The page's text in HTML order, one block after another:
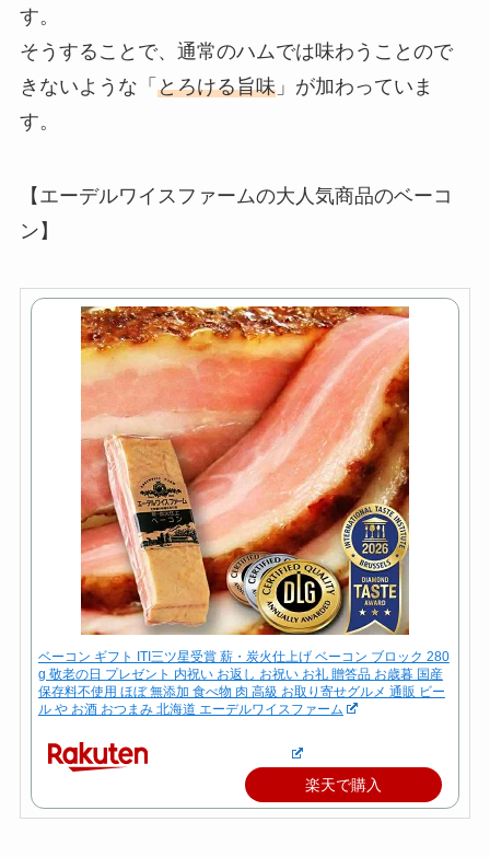
す。
そうすることで、通常のハムでは味わうことので
きないような「 とろける旨味」が加わっていま
す。
【エーデルワイスファームの大人気商品のベーコ
ン】
ベーコン ギフト ITI三ツ星受賞 薪・炭火仕上げ ベーコン ブロック 280
g 敬老の日 プレゼント 内祝い お返し お祝い お礼 贈答品 お歳暮 国産
保存料不使用 ほぼ 無添加 食べ物 肉 高級 お取り寄せグルメ 通販 ビー
ル や お酒 おつまみ 北海道 エーデルワイスファーム
楽天で購入